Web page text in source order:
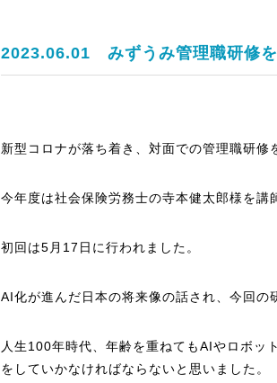
2023.06.01 みずうみ管理職研修
新型コロナが落ち着き、対面での管理職研修
今年度は社会保険労務士の寺本健太郎様を講
初回は5月17日に行われました。
AI化が進んだ日本の将来像の話され、今回の
人生100年時代、年齢を重ねてもAIやロボッ
をしていかなければならないと思いました。